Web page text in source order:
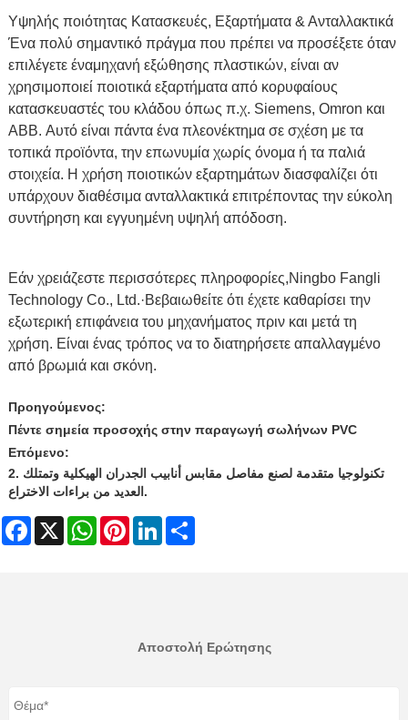
Υψηλής ποιότητας Κατασκευές, Εξαρτήματα & Ανταλλακτικά
Ένα πολύ σημαντικό πράγμα που πρέπει να προσέξετε όταν
επιλέγετε έναμηχανή εξώθησης πλαστικών, είναι αν
χρησιμοποιεί ποιοτικά εξαρτήματα από κορυφαίους
κατασκευαστές του κλάδου όπως π.χ. Siemens, Omron και
ABB. Αυτό είναι πάντα ένα πλεονέκτημα σε σχέση με τα
τοπικά προϊόντα, την επωνυμία χωρίς όνομα ή τα παλιά
στοιχεία. Η χρήση ποιοτικών εξαρτημάτων διασφαλίζει ότι
υπάρχουν διαθέσιμα ανταλλακτικά επιτρέποντας την εύκολη
συντήρηση και εγγυημένη υψηλή απόδοση.
Εάν χρειάζεστε περισσότερες πληροφορίες,Ningbo Fangli
Technology Co., Ltd.·Βεβαιωθείτε ότι έχετε καθαρίσει την
εξωτερική επιφάνεια του μηχανήματος πριν και μετά τη
χρήση. Είναι ένας τρόπος να το διατηρήσετε απαλλαγμένο
από βρωμιά και σκόνη.
Προηγούμενος:
Πέντε σημεία προσοχής στην παραγωγή σωλήνων PVC
Επόμενο:
2. تكنولوجيا متقدمة لصنع مفاصل مقابس أنابيب الجدران الهيكلية وتمتلك
العديد من براءات الاختراع.
Facebook
X WhatsAppPinterestLinkedIn
Αποστολή Ερώτησης